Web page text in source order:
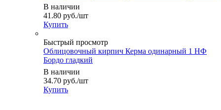
В наличии
41.80 руб./шт
Купить
Быстрый просмотр
Облицовочный кирпич Керма одинарный 1 НФ
Бордо гладкий
В наличии
34.70 руб./шт
Купить